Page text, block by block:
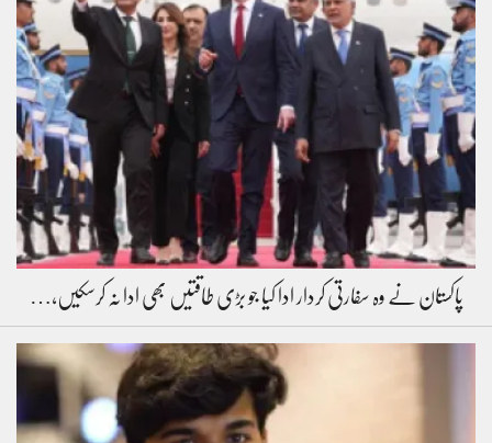
پاکستان نے وہ سفارتی کردار ادا کیا جو بڑی طاقتیں بھی ادا نہ کرسکیں،…